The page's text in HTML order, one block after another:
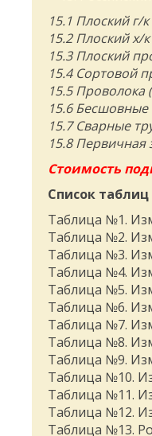
15.1 Плоский
15.2 Плоский
15.3 Плоский
15.4 Сортовой
15.5 Проволока
15.6
15.7 Сварные
15.8 Первичная
Стоимость
Список
Таблица №1.
Таблица №2.
Таблица №3.
Таблица №4.
Таблица №5.
Таблица №6.
Таблица №7.
Таблица №8.
Таблица №9.
Таблица №10.
Таблица №11.
Таблица №12.
Таблица №13.